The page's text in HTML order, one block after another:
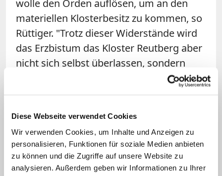
Diese Webseite verwendet Cookies
Wir verwenden Cookies, um Inhalte und Anzeigen zu
personalisieren, Funktionen für soziale Medien anbieten
zu können und die Zugriffe auf unsere Website zu
analysieren. Außerdem geben wir Informationen zu Ihrer
wolle den Orden auflösen, um an den
materiellen Klosterbesitz zu kommen, so
Rüttiger. "Trotz dieser Widerstände wird
das Erzbistum das Kloster Reutberg aber
nicht sich selbst überlassen, sondern
weiter daran arbeiten, es als geistlichen
Begegnungsangebote und Seelsorge
für die Region geplant
Das Erzbistum plant, dass Pfarreien und